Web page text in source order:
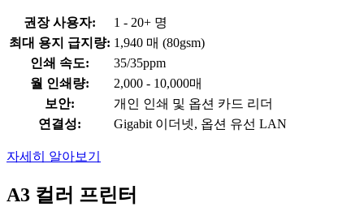
권장 사용자:
1 - 20+ 명
최대 용지 급지량: 1,940 매 (80gsm)
인쇄 속도:
35/35ppm
월 인쇄량:
2,000 - 10,000매
보안:
개인 인쇄 및 옵션 카드 리더
연결성:
Gigabit 이더넷, 옵션 유선 LAN
자세히 알아보기
A3 컬러 프린터